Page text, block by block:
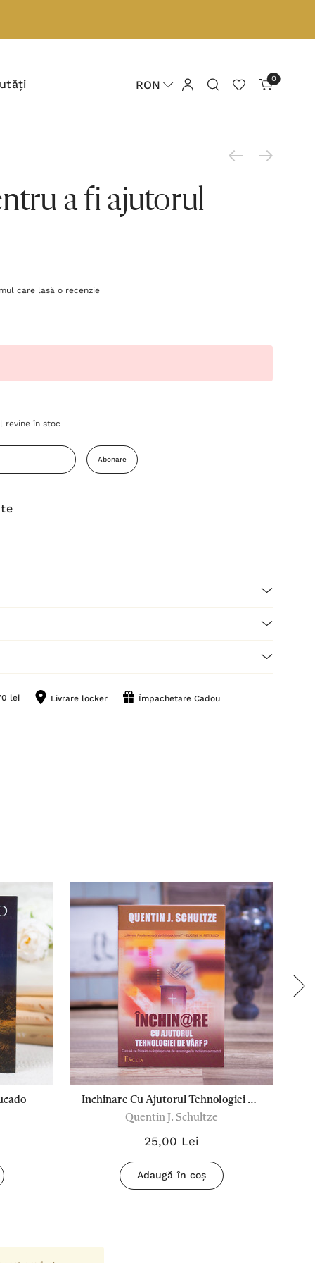
RON 0
a fi ajutorul
care lasă o recenzie
revine în stoc
Abonare
lei Livrare locker Împachetare Cadou
Inchinare Cu Ajutorul Tehnologiei De
Varf?
Quentin J. Schultze
25,00 Lei
Adaugă în coș